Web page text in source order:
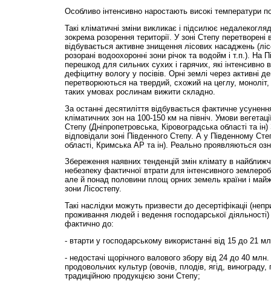
Особливо інтенсивно наростають високі температури
Такі кліматичні зміни викликає і підсилює
зокрема розорення території. У зоні Степу перетворені
відбувається активне знищення лісових насаджень
розорані водоохоронні зони річок та водойм і т.п.). На
перешкод для сильних сухих і гарячих, які
дефіцитну вологу у посівів. Орні землі через активні
перетворюються на твердий, схожий на цеглу,
таких умовах рослинам вижити складно.
За останні десятиліття відбувається фактичне
кліматичних зон на 100-150 км на північ. Умови
Степу (Дніпропетровська, Кіровоградська області та
відповідали зоні Південного Степу. А у Південному
області, Кримська АР та ін). Реально проявляються
Збереження наявних тенденцій змін клімату в
небезпеку фактичної втрати для інтенсивного
але й понад половини площ орних земель країни і
зони Лісостепу.
Такі наслідки можуть призвести до десертіфікаціі
проживання людей і ведення господарської діяльності)
фактично до:
- втарти у господарському використанні від 15 до 21
- недостачі щорічного валового збору від 24 до 40 млн.
продовольчих культур (овочів, плодів, ягід, винограду,
традиційною продукцією зони Степу;